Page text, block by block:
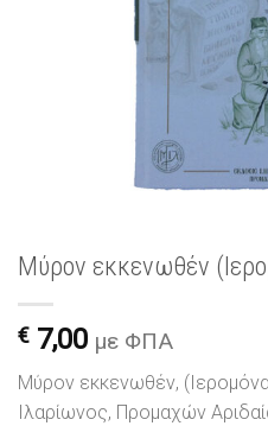
Μύρον εκκενωθέν
€ 7,00 με ΦΠΑ
Μύρον εκκενωθέν,
Ιλαρίωνος, Προμαχών